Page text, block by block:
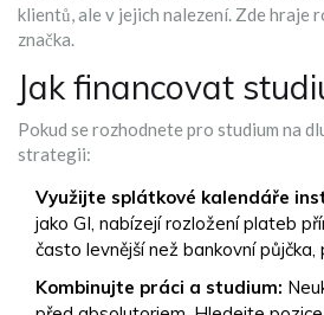
klientů, ale v jejich nalezení. Zde hraje
značka.
Jak financovat
Pokud se rozhodnete pro studium na
strategii:
Využijte splátkové kalendáře
jako GI, nabízejí rozložení plateb
často levnější než bankovní
Kombinujte práci a studium: